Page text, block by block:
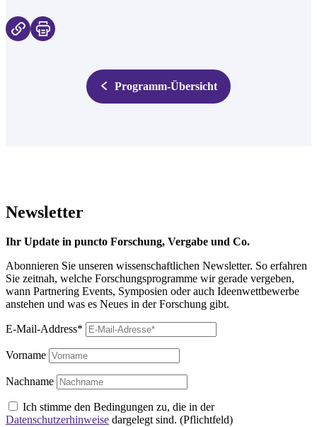
Programm-Übersicht
Newsletter
Ihr Update in puncto Forschung, Vergabe und Co.
Abonnieren Sie unseren wissenschaftlichen Newsletter. So erfahren
Sie zeitnah, welche Forschungsprogramme wir gerade vergeben,
wann Partnering Events, Symposien oder auch Ideenwettbewerbe
anstehen und was es Neues in der Forschung gibt.
E-Mail-Address*
Vorname
Nachname
Ich stimme den Bedingungen zu, die in der
Datenschutzerhinweise dargelegt sind. (Pflichtfeld)